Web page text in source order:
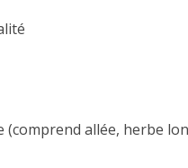
(comprend allée, herbe